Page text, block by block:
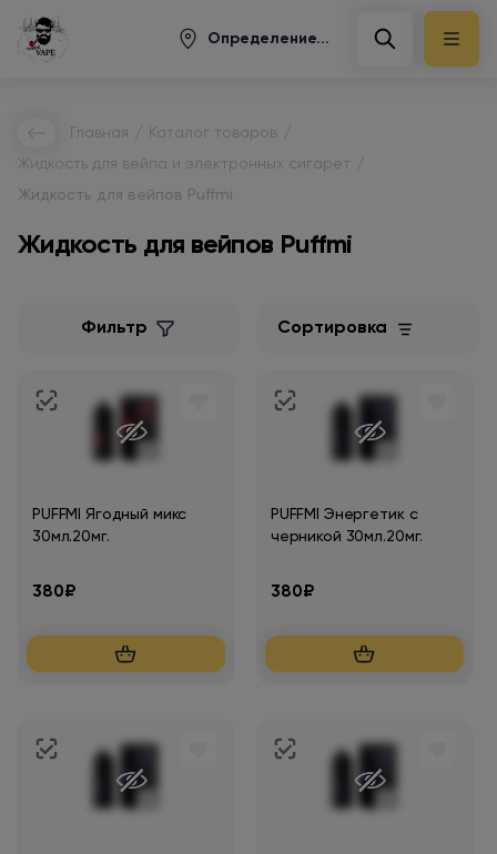
Определение...
Главная Каталог товаров
Жидкость для вейпа и электронных сигарет
Жидкость для вейпов Puffmi
Жидкость для вейпов Puffmi
Фильтр Сортировка
PUFFMI Ягодный микс
30мл.20мг.
380₽
PUFFMI Энергетик с
черникой 30мл.20мг.
380₽